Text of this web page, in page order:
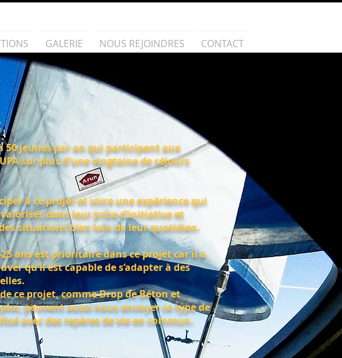
GALERIE NOUS REJOINDRES CONTACT
à 50 jeunes par an qui participent aux
sur plus d'une vingtaine de séjours
à ce projet et vivre une expérience qui
dans leur prise d’initiative et
situations bien loin de leur quotidien.
25 ans est prioritaire dans ce projet car il a
qu’il est capable de s’adapter à des
ce projet, comme Drop de Béton et
peuvent aussi nous envoyer ce type de
avec des repères de vie en commun.